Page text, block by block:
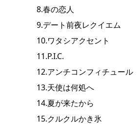
8.春の恋人
9.デート前夜レクイエム
10.ワタシアクセント
11.P.I.C.
12.アンチコンフィチュール
13.天使は何処へ
14.夏が来たから
15.クルクルかき氷